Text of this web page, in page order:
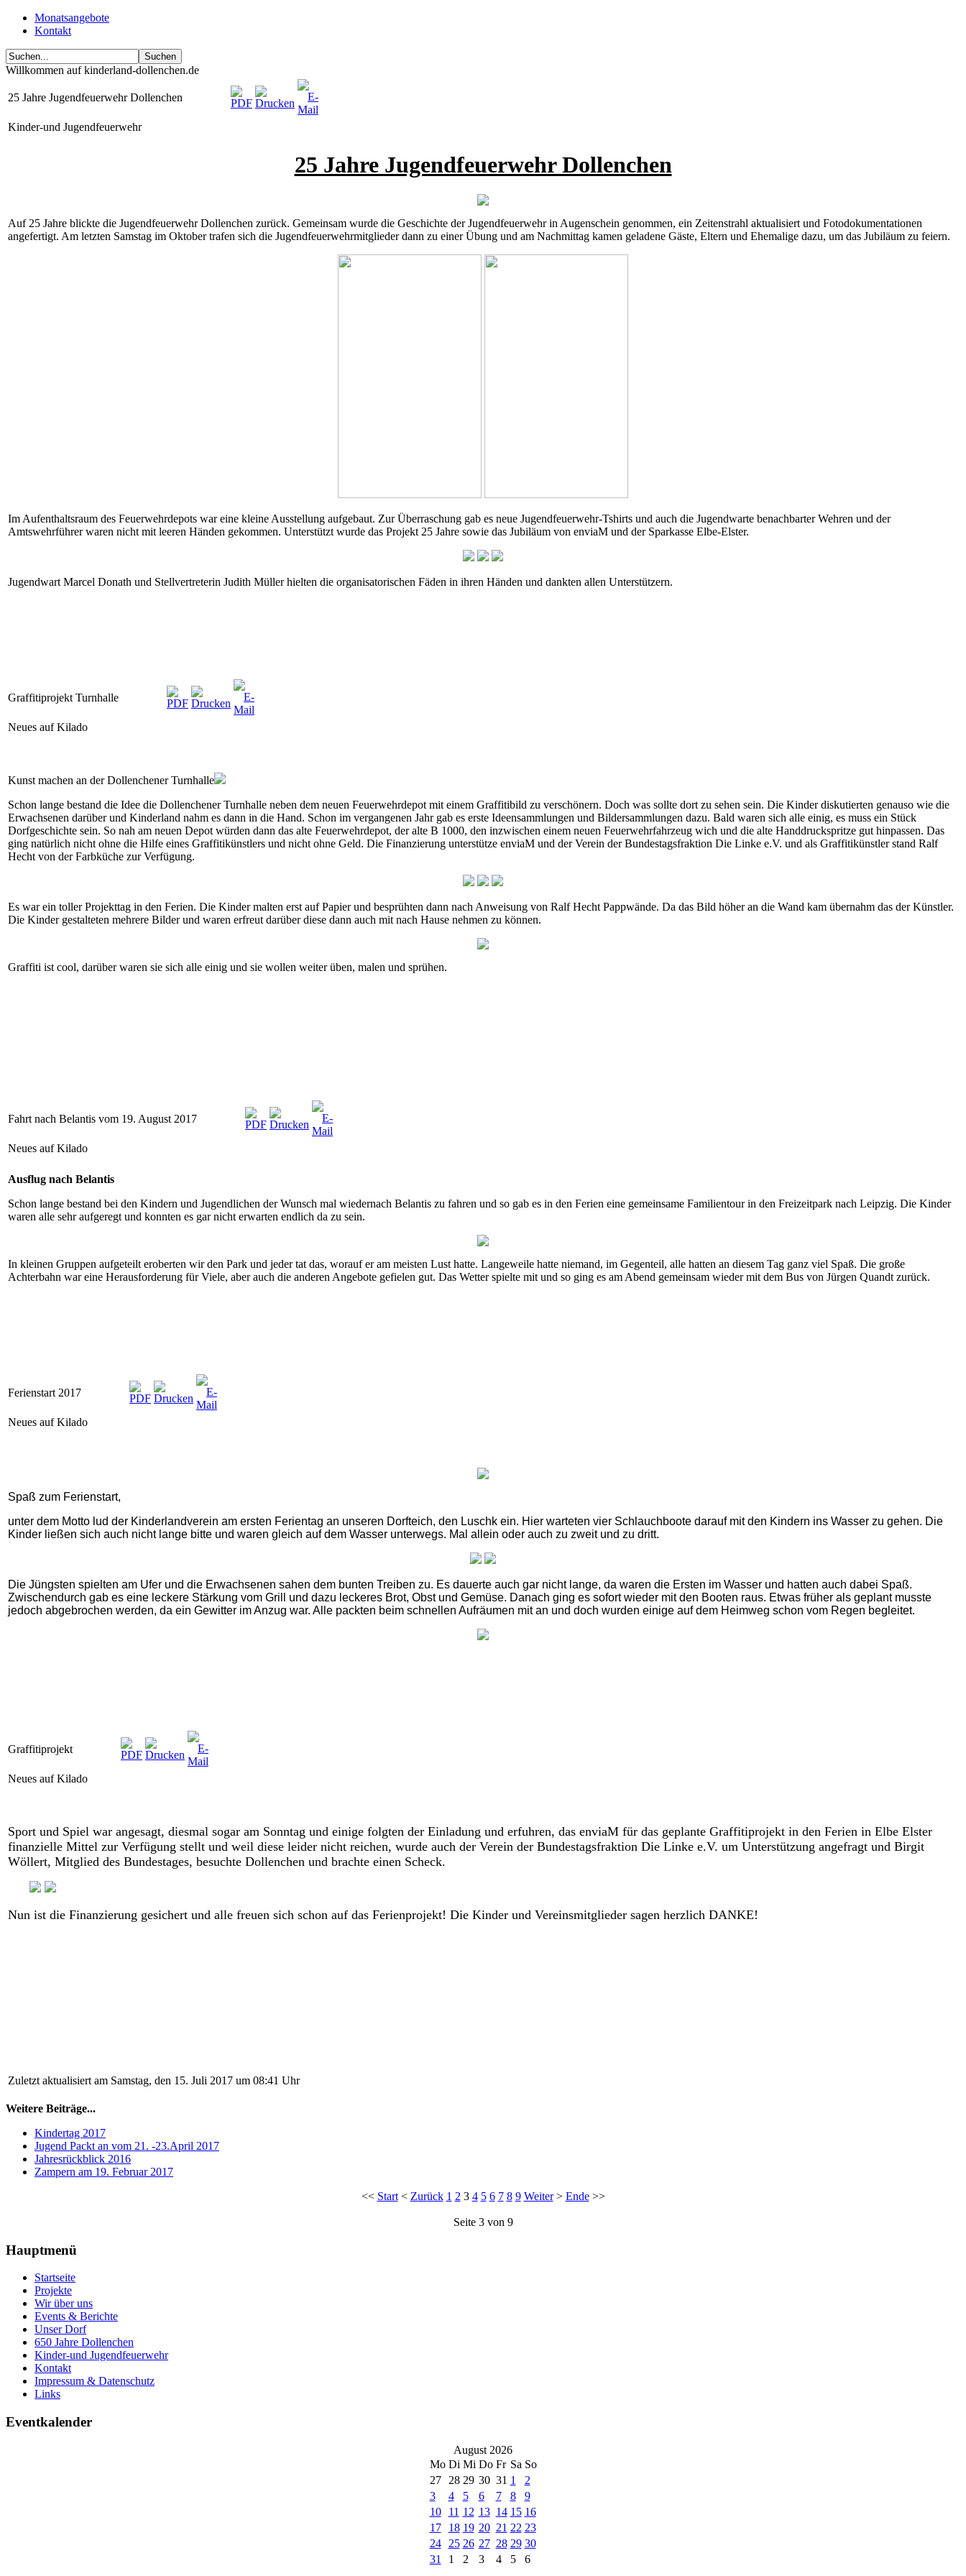
Monatsangebote
Kontakt
Willkommen auf kinderland-dollenchen.de
25 Jahre Jugendfeuerwehr Dollenchen
Kinder-und Jugendfeuerwehr
25 Jahre Jugendfeuerwehr Dollenchen
Auf 25 Jahre blickte die Jugendfeuerwehr Dollenchen zurück. Gemeinsam wurde die Geschichte der Jugendfeuerwehr in Augenschein genommen, ein Zeitenstrahl aktualisiert und Fotodokumentationen
angefertigt. Am letzten Samstag im Oktober trafen sich die Jugendfeuerwehrmitglieder dann zu einer Übung und am Nachmittag kamen geladene Gäste, Eltern und Ehemalige dazu, um das Jubiläum zu feiern.
Im Aufenthaltsraum des Feuerwehrdepots war eine kleine Ausstellung aufgebaut. Zur Überraschung gab es neue Jugendfeuerwehr-Tshirts und auch die Jugendwarte benachbarter Wehren und der
Amtswehrführer waren nicht mit leeren Händen gekommen. Unterstützt wurde das Projekt 25 Jahre sowie das Jubiläum von enviaM und der Sparkasse Elbe-Elster.
Jugendwart Marcel Donath und Stellvertreterin Judith Müller hielten die organisatorischen Fäden in ihren Händen und dankten allen Unterstützern.
Graffitiprojekt Turnhalle
Neues auf Kilado
Kunst machen an der Dollenchener Turnhalle
Schon lange bestand die Idee die Dollenchener Turnhalle neben dem neuen Feuerwehrdepot mit einem Graffitibild zu verschönern. Doch was sollte dort zu sehen sein. Die Kinder diskutierten genauso wie die
Erwachsenen darüber und Kinderland nahm es dann in die Hand. Schon im vergangenen Jahr gab es erste Ideensammlungen und Bildersammlungen dazu. Bald waren sich alle einig, es muss ein Stück
Dorfgeschichte sein. So nah am neuen Depot würden dann das alte Feuerwehrdepot, der alte B 1000, den inzwischen einem neuen Feuerwehrfahrzeug wich und die alte Handdruckspritze gut hinpassen. Das
ging natürlich nicht ohne die Hilfe eines Graffitikünstlers und nicht ohne Geld. Die Finanzierung unterstütze enviaM und der Verein der Bundestagsfraktion Die Linke e.V. und als Graffitikünstler stand Ralf
Hecht von der Farbküche zur Verfügung.
Es war ein toller Projekttag in den Ferien. Die Kinder malten erst auf Papier und besprühten dann nach Anweisung von Ralf Hecht Pappwände. Da das Bild höher an die Wand kam übernahm das der Künstler.
Die Kinder gestalteten mehrere Bilder und waren erfreut darüber diese dann auch mit nach Hause nehmen zu können.
Graffiti ist cool, darüber waren sie sich alle einig und sie wollen weiter üben, malen und sprühen.
Fahrt nach Belantis vom 19. August 2017
Neues auf Kilado
Ausflug nach Belantis
Schon lange bestand bei den Kindern und Jugendlichen der Wunsch mal wiedernach Belantis zu fahren und so gab es in den Ferien eine gemeinsame Familientour in den Freizeitpark nach Leipzig. Die Kinder
waren alle sehr aufgeregt und konnten es gar nicht erwarten endlich da zu sein.
In kleinen Gruppen aufgeteilt eroberten wir den Park und jeder tat das, worauf er am meisten Lust hatte. Langeweile hatte niemand, im Gegenteil, alle hatten an diesem Tag ganz viel Spaß. Die große
Achterbahn war eine Herausforderung für Viele, aber auch die anderen Angebote gefielen gut. Das Wetter spielte mit und so ging es am Abend gemeinsam wieder mit dem Bus von Jürgen Quandt zurück.
Ferienstart 2017
Neues auf Kilado
Spaß zum Ferienstart,
unter dem Motto lud der Kinderlandverein am ersten Ferientag an unseren Dorfteich, den Luschk ein. Hier warteten vier Schlauchboote darauf mit den Kindern ins Wasser zu gehen. Die
Kinder ließen sich auch nicht lange bitte und waren gleich auf dem Wasser unterwegs. Mal allein oder auch zu zweit und zu dritt.
Die Jüngsten spielten am Ufer und die Erwachsenen sahen dem bunten Treiben zu. Es dauerte auch gar nicht lange, da waren die Ersten im Wasser und hatten auch dabei Spaß.
Zwischendurch gab es eine leckere Stärkung vom Grill und dazu leckeres Brot, Obst und Gemüse. Danach ging es sofort wieder mit den Booten raus. Etwas früher als geplant musste
jedoch abgebrochen werden, da ein Gewitter im Anzug war. Alle packten beim schnellen Aufräumen mit an und doch wurden einige auf dem Heimweg schon vom Regen begleitet.
Graffitiprojekt
Neues auf Kilado
Sport und Spiel war angesagt, diesmal sogar am Sonntag und einige folgten der Einladung und erfuhren, das enviaM für das geplante Graffitiprojekt in den Ferien in Elbe Elster
finanzielle Mittel zur Verfügung stellt und weil diese leider nicht reichen, wurde auch der Verein der Bundestagsfraktion Die Linke e.V. um Unterstützung angefragt und Birgit
Wöllert, Mitglied des Bundestages, besuchte Dollenchen und brachte einen Scheck.
Nun ist die Finanzierung gesichert und alle freuen sich schon auf das Ferienprojekt! Die Kinder und Vereinsmitglieder sagen herzlich DANKE!
Zuletzt aktualisiert am Samstag, den 15. Juli 2017 um 08:41 Uhr
Weitere Beiträge...
Kindertag 2017
Jugend Packt an vom 21. -23.April 2017
Jahresrückblick 2016
Zampern am 19. Februar 2017
<< Start< Zurück 1 2 3 4 5 6 7 8 9 Weiter> Ende>>
Seite 3 von 9
Hauptmenü
Startseite
Projekte
Wir über uns
Events & Berichte
Unser Dorf
650 Jahre Dollenchen
Kinder-und Jugendfeuerwehr
Kontakt
Impressum & Datenschutz
Links
Eventkalender
August 2026
Mo Di Mi Do Fr Sa So
27
28 29 30 31 1
2
3
4 5 6 7 8
9
10
11 12 13 14 15 16
17
18 19 20 21 22 23
24
25 26 27 28 29 30
31
1 2 3 4 5 6